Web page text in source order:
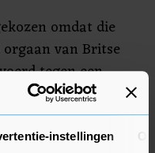
instellingen
omdat die
van Britse
tegen een
Sunak waarmee het
Sunak wil dat er
worden